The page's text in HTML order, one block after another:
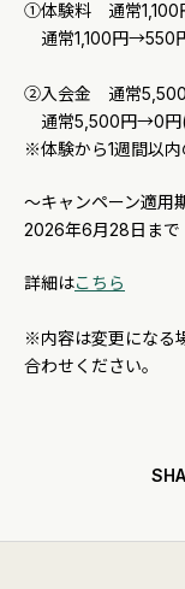
①体験料 通常
通常1,100円→550
②入会金 通常
通常5,500円→0円(
※体験から1週間以
～キャンペーン適用
2026年6月28日まで
詳細はこちら
※内容は変更になる
合わせください。